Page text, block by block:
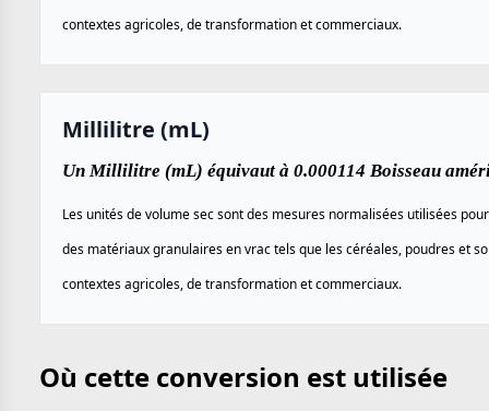
contextes agricoles, de transformation et commerciaux.
Millilitre (mL)
Un Millilitre (mL) équivaut à 0.000114 Boisseau
Les unités de volume sec sont des mesures normalisées utilisées
des matériaux granulaires en vrac tels que les céréales, poudres et
contextes agricoles, de transformation et commerciaux.
Où cette conversion est utilisée